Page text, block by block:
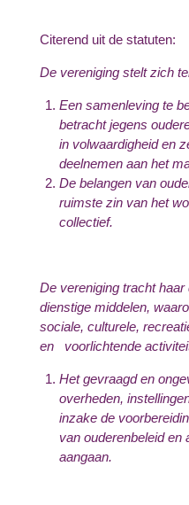
Citerend uit de statuten:
De vereniging stelt
Een samenleving te
betracht jegens
in volwaardigheid en
deelnemen aan het
De belangen van
ruimste zin van het
collectief.
De vereniging tracht
dienstige middelen,
sociale, culturele,
en voorlichtende
Het gevraagd en
overheden,
inzake de
van ouderenbeleid en
aangaan.